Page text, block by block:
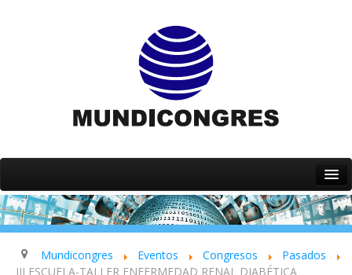
Inicio
Quiénes somos
ServiciosMundicongres Eventos Congresos
Pasados
III ESCUELA-TALLER ENFERMEDAD RENAL DIABÉTICA